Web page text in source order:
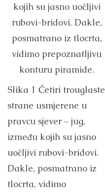
Slika 1 Četiri trouglaste
strane usmjerene u
pravcu sjever – jug,
između kojih su jasno
uočljivi rubovi-bridovi.
Dakle, posmatrano iz
tlocrta, vidimo